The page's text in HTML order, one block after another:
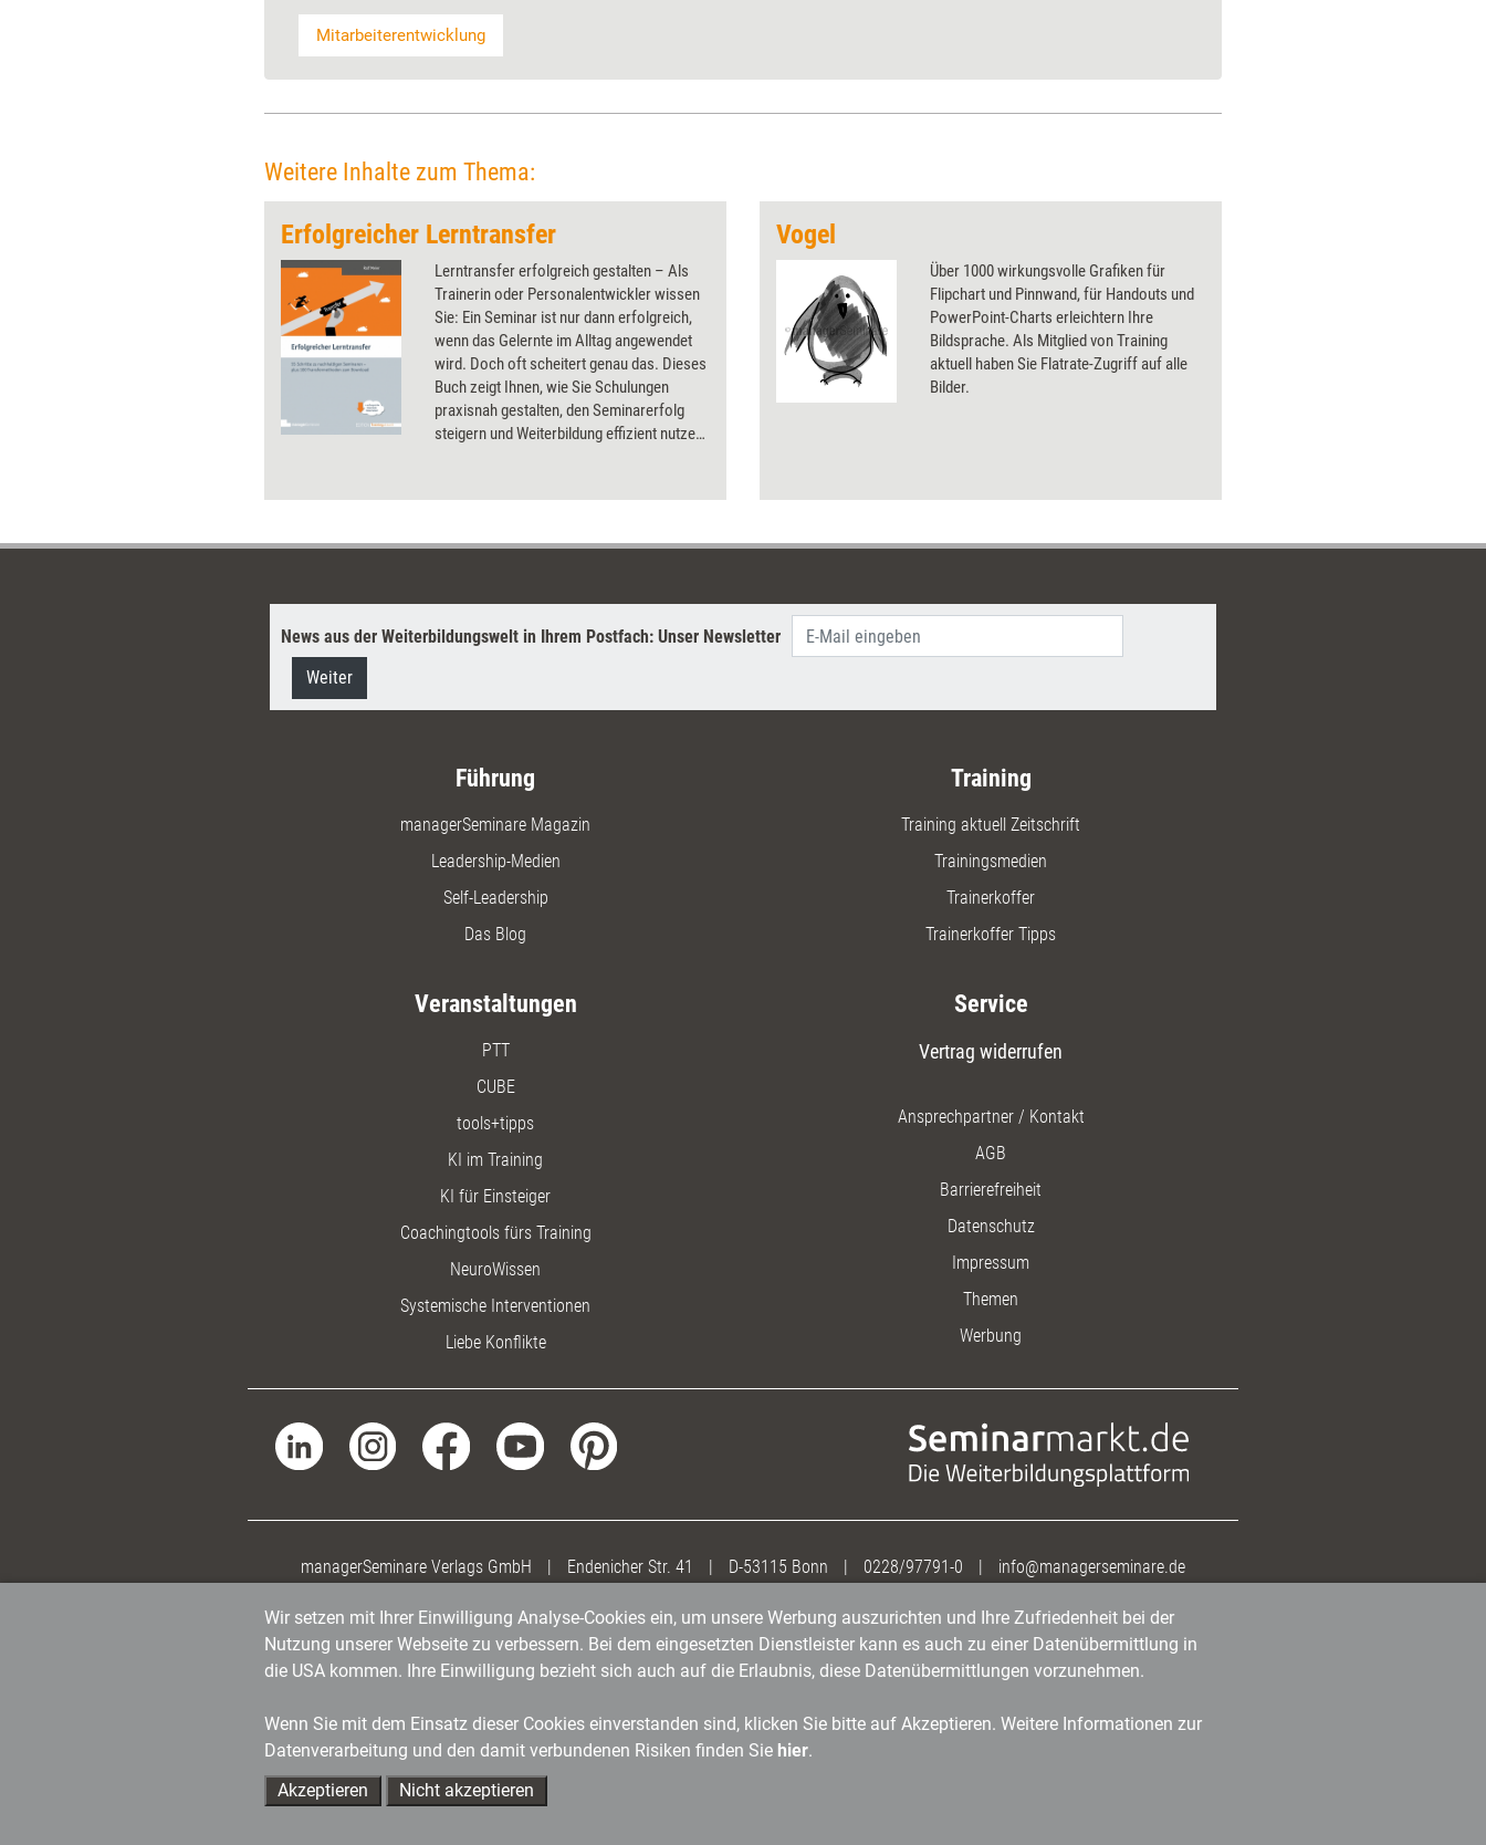
Mitarbeiterentwicklung
Weitere Inhalte zum Thema:
Erfolgreicher Lerntransfer
Lerntransfer erfolgreich gestalten – Als
Trainerin oder Personalentwickler wissen
Sie: Ein Seminar ist nur dann erfolgreich,
wenn das Gelernte im Alltag angewendet
wird. Doch oft scheitert genau das. Dieses
Buch zeigt Ihnen, wie Sie Schulungen
praxisnah gestalten, den Seminarerfolg
steigern und Weiterbildung effizient nutzen.
Ergebnisse zu erzielen. Machen Sie Ihre
Lerntransfer wirklich sichern! Ihr
Vogel
Über 1000 wirkungsvolle Grafiken für
Flipchart und Pinnwand, für Handouts und
PowerPoint-Charts erleichtern Ihre
Bildsprache. Als Mitglied von Training
aktuell haben Sie Flatrate-Zugriff auf alle
Bilder.
News aus der Weiterbildungswelt in Ihrem Postfach: Unser Newsletter
Weiter
Führung
managerSeminare Magazin
Leadership-Medien
Self-Leadership
Das Blog
Training
Training aktuell Zeitschrift
Trainingsmedien
Trainerkoffer
Trainerkoffer Tipps
Veranstaltungen
PTT
CUBE
tools+tipps
KI im Training
KI für Einsteiger
Coachingtools fürs Training
NeuroWissen
Systemische Interventionen
Liebe Konflikte
Service
Vertrag widerrufen
Ansprechpartner / Kontakt
AGB
Barrierefreiheit
Datenschutz
Impressum
Themen
Werbung
managerSeminare Verlags GmbH | Endenicher Str. 41 | D-53115 Bonn | 0228/97791-0 | info@managerseminare.de
Wir setzen mit Ihrer Einwilligung Analyse-Cookies ein, um unsere Werbung auszurichten und Ihre Zufriedenheit bei der
Nutzung unserer Webseite zu verbessern. Bei dem eingesetzten Dienstleister kann es auch zu einer Datenübermittlung in
die USA kommen. Ihre Einwilligung bezieht sich auch auf die Erlaubnis, diese Datenübermittlungen vorzunehmen.
Wenn Sie mit dem Einsatz dieser Cookies einverstanden sind, klicken Sie bitte auf Akzeptieren. Weitere Informationen zur
Datenverarbeitung und den damit verbundenen Risiken finden Sie hier.
Akzeptieren
Nicht akzeptieren